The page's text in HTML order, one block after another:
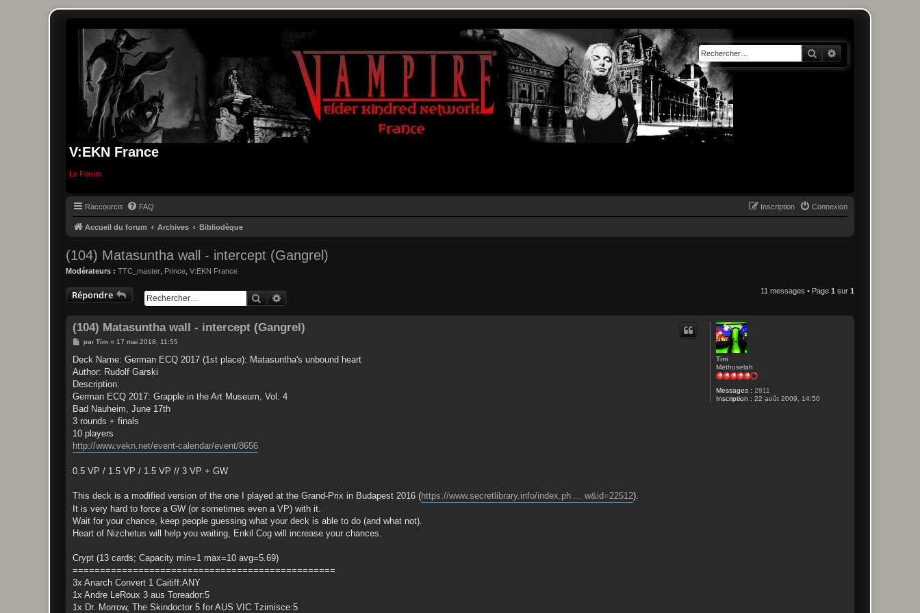
V:EKN France
Le Forum
Rechercher
Raccourcis FAQ Connexion
Inscription
Accueil du forum Archives Bibliodèque
(104) Matasuntha wall - intercept (Gangrel)
Modérateurs : TTC_master Prince V:EKN France
Répondre Rechercher
11 messages • Page 1 sur 1
Tim
Methuselah
Messages : 2811
Inscription : 22 août 2009, 14:50
(104) Matasuntha wall - intercept (Gangrel)
M
s
a
g
parTim» 17 mai 2018, 11:55
Deck Name: German ECQ 2017 (1st place): Matasuntha's unbound heart
Author: Rudolf Garski
Description:
German ECQ 2017: Grapple in the Art Museum, Vol. 4
Bad Nauheim, June 17th
3 rounds + finals
10 players
http://www.vekn.net/event-calendar/event/8656
0.5 VP / 1.5 VP / 1.5 VP // 3 VP + GW
This deck is a modified version of the one I played at the Grand-Prix in Budapest 2016 (https://www.secretlibrary.info/index.ph ... w&id=22512).
It is very hard to force a GW (or sometimes even a VP) with it.
Wait for your chance, keep people guessing what your deck is able to do (and what not).
Heart of Nizchetus will help you waiting, Enkil Cog will increase your chances.
Crypt (13 cards; Capacity min=1 max=10 avg=5.69)
================================================
3x Anarch Convert 1 Caitiff:ANY
1x Andre LeRoux 3 aus Toreador:5
1x Dr. Morrow, The Skindoctor 5 for AUS VIC Tzimisce:5